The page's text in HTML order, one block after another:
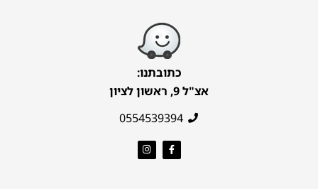
כתובתנו:
אצ"ל 9, ראשון לציון
0554539394